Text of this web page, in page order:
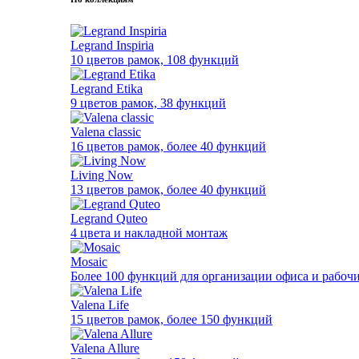
Legrand Inspiria
10 цветов рамок, 108 функций
Legrand Etika
9 цветов рамок, 38 функций
Valena classic
16 цветов рамок, более 40 функций
Living Now
13 цветов рамок, более 40 функций
Legrand Quteo
4 цвета и накладной монтаж
Mosaic
Более 100 функций для организации офиса и
Valena Life
15 цветов рамок, более 150 функций
Valena Allure